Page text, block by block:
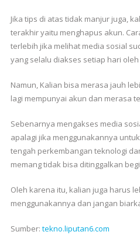
Jika tips di atas tidak manjur juga,
terakhir yaitu menghapus akun.
terlebih jika melihat media sosial
yang selalu diakses setiap hari
Namun, Kalian bisa merasa jauh
lagi mempunyai akun dan merasa
Sebenarnya mengakses media
apalagi jika menggunakannya
tengah perkembangan teknologi
memang tidak bisa ditinggalkan
Oleh karena itu, kalian juga harus
menggunakannya dan jangan
Sumber: tekno.liputan6.com